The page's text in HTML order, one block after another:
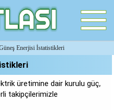
Enerjisi İstatistikleri
üretimine dair kurulu güç,
takipçilerimizle